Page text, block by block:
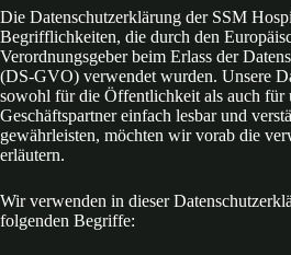
Die Datenschutzerklärung der SSM
Begrifflichkeiten, die durch den
Verordnungsgeber beim Erlass der
(DS-GVO) verwendet wurden. Unsere
sowohl für die Öffentlichkeit als auch für
Geschäftspartner einfach lesbar und
gewährleisten, möchten wir vorab die
erläutern.
Wir verwenden in dieser
folgenden Begriffe: